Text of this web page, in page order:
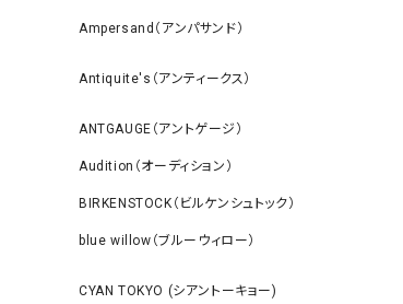
Ampersand（アンパサンド）
Antiquite's（アンティークス）
ANTGAUGE（アントゲージ）
Audition（オーディション）
BIRKENSTOCK（ビルケンシュトック）
blue willow（ブルーウィロー）
CYAN TOKYO (シアントーキョー)